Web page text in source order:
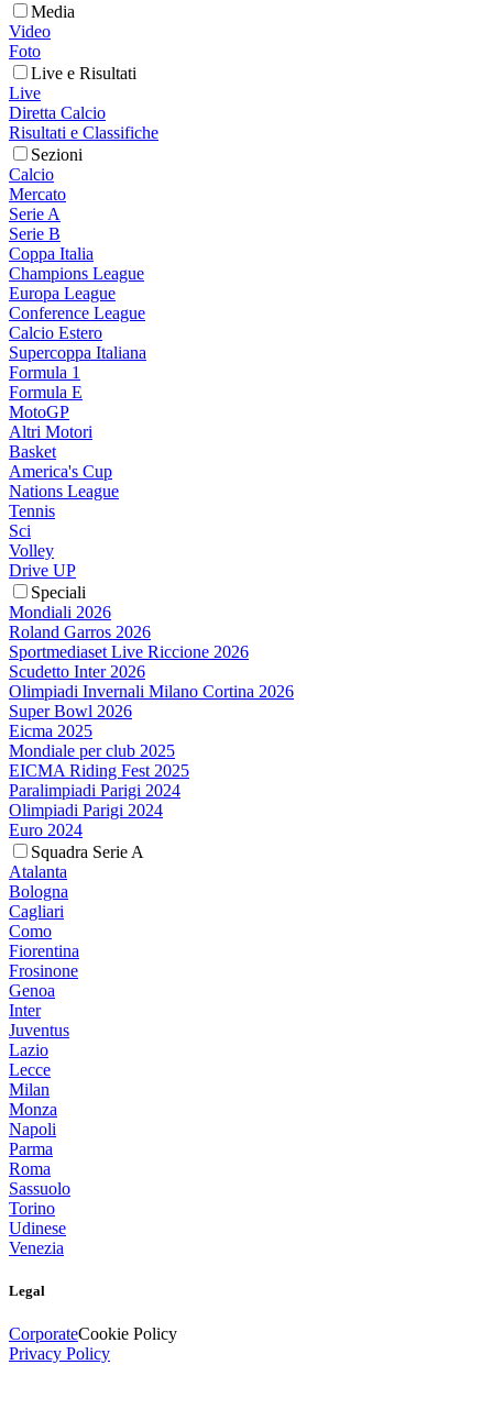
Media
Video
Foto
Live e Risultati
Live
Diretta Calcio
Risultati e Classifiche
Sezioni
Calcio
Mercato
Serie A
Serie B
Coppa Italia
Champions League
Europa League
Conference League
Calcio Estero
Supercoppa Italiana
Formula 1
Formula E
MotoGP
Altri Motori
Basket
America's Cup
Nations League
Tennis
Sci
Volley
Drive UP
Speciali
Mondiali 2026
Roland Garros 2026
Sportmediaset Live Riccione 2026
Scudetto Inter 2026
Olimpiadi Invernali Milano Cortina 2026
Super Bowl 2026
Eicma 2025
Mondiale per club 2025
EICMA Riding Fest 2025
Paralimpiadi Parigi 2024
Olimpiadi Parigi 2024
Euro 2024
Squadra Serie A
Atalanta
Bologna
Cagliari
Como
Fiorentina
Frosinone
Genoa
Inter
Juventus
Lazio
Lecce
Milan
Monza
Napoli
Parma
Roma
Sassuolo
Torino
Udinese
Venezia
Legal
CorporateCookie Policy
Privacy Policy